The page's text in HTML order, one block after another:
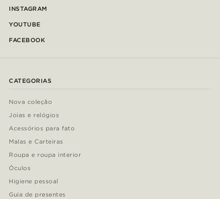
INSTAGRAM
YOUTUBE
FACEBOOK
CATEGORIAS
Nova coleção
Joias e relógios
Acessórios para fato
Malas e Carteiras
Roupa e roupa interior
Óculos
Higiene pessoal
Guia de presentes